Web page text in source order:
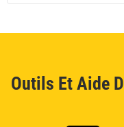
Outils Et Aide